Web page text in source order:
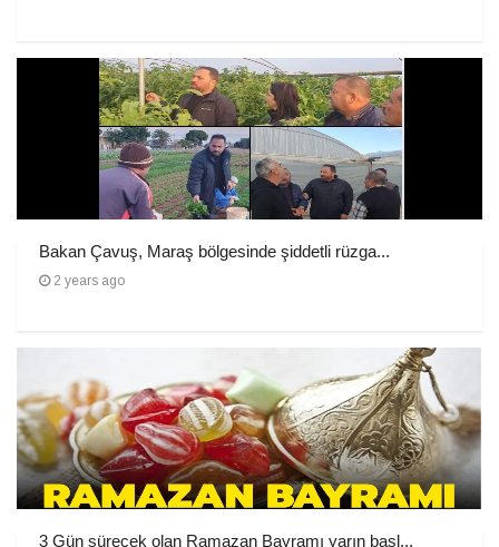
Bakan Çavuş, Maraş bölgesinde şiddetli rüzga...
2 years ago
3 Gün sürecek olan Ramazan Bayramı yarın başl...